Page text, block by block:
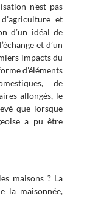
n’est pas
et
d’un idéal de
et d’un
impacts du
d’éléments
de
allongés, le
que lorsque
a pu être
maisons ? La
la maisonnée,